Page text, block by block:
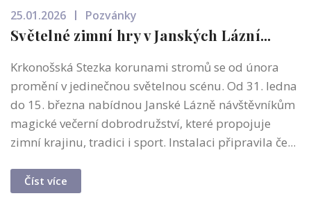
25.01.2026 Pozvánky
Světelné zimní hry v Janských Lázní...
Krkonošská Stezka korunami stromů se od února
promění v jedinečnou světelnou scénu. Od 31. ledna
do 15. března nabídnou Janské Lázně návštěvníkům
magické večerní dobrodružství, které propojuje
zimní krajinu, tradici i sport. Instalaci připravila če...
Číst více